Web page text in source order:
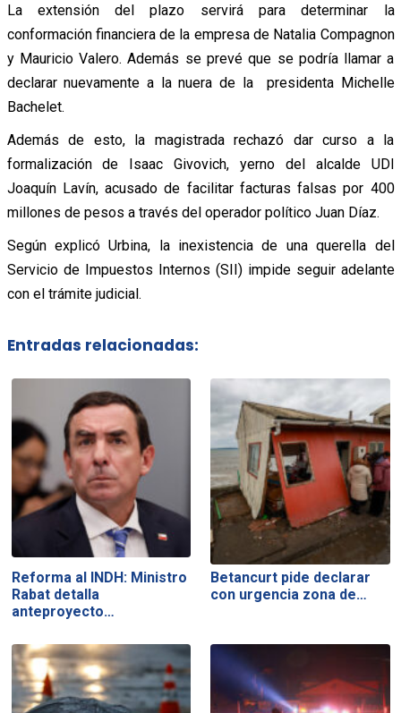
La extensión del plazo servirá para determinar la
conformación financiera de la empresa de Natalia Compagnon
y Mauricio Valero. Además se prevé que se podría llamar a
declarar nuevamente a la nuera de la presidenta Michelle
Bachelet.
Además de esto, la magistrada rechazó dar curso a la
formalización de Isaac Givovich, yerno del alcalde UDI
Joaquín Lavín, acusado de facilitar facturas falsas por 400
millones de pesos a través del operador político Juan Díaz.
Según explicó Urbina, la inexistencia de una querella del
Servicio de Impuestos Internos (SII) impide seguir adelante
con el trámite judicial.
Entradas relacionadas:
Reforma al INDH: Ministro
Rabat detalla
anteproyecto…
Betancurt pide declarar
con urgencia zona de…